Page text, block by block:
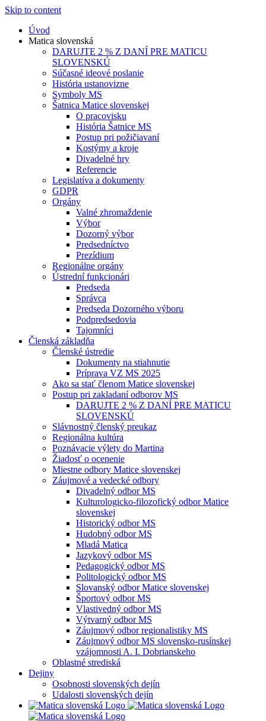
Skip to content
Úvod
Matica slovenská
DARUJTE 2 % Z DANÍ PRE MATICU
SLOVENSKÚ
Súčasné ideové poslanie
História ustanovizne
Symboly MS
Šatnica Matice slovenskej
O pracovisku
História Šatnice MS
Postup pri požičiavaní
Kostýmy a kroje
Divadelné hry
Referencie
Legislatíva a dokumenty
GDPR
Orgány
Valné zhromaždenie
Výbor
Dozorný výbor
Predsedníctvo
Prezídium
Regionálne orgány
Ústrední funkcionári
Predseda
Správca
Predseda Dozorného výboru
Podpredsedovia
Tajomníci
Členská základňa
Členské ústredie
Dokumenty na stiahnutie
Príprava VZ MS 2025
Ako sa stať členom Matice slovenskej
Postup pri zakladaní odborov MS
DARUJTE 2 % Z DANÍ PRE MATICU
SLOVENSKÚ
Slávnostný členský preukaz
Regionálna kultúra
Poznávacie výlety do Martina
Žiadosť o ocenenie
Miestne odbory Matice slovenskej
Záujmové a vedecké odbory
Divadelný odbor MS
Kulturologicko-filozofický odbor Matice
slovenskej
Historický odbor MS
Hudobný odbor MS
Mladá Matica
Jazykový odbor MS
Pedagogický odbor MS
Politologický odbor MS
Slovanský odbor Matice slovenskej
Športový odbor MS
Vlastivedný odbor MS
Výtvarný odbor MS
Záujmový odbor regionalistiky MS
Záujmový odbor MS slovensko-rusínskej
vzájomnosti A. I. Dobrianskeho
Oblastné strediská
Dejiny
Osobnosti slovenských dejín
Udalosti slovenských dejín